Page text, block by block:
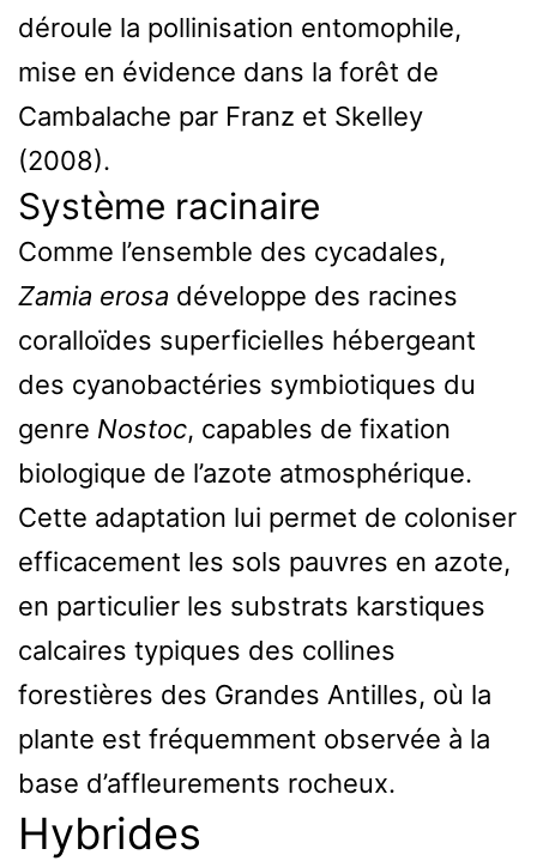
déroule la pollinisation entomophile,
mise en évidence dans la forêt de
Cambalache par Franz et Skelley
(2008).
Système racinaire
Comme l’ensemble des cycadales,
Zamia erosa développe des racines
coralloïdes superficielles hébergeant
des cyanobactéries symbiotiques du
genre Nostoc, capables de fixation
biologique de l’azote atmosphérique.
Cette adaptation lui permet de coloniser
efficacement les sols pauvres en azote,
en particulier les substrats karstiques
calcaires typiques des collines
forestières des Grandes Antilles, où la
plante est fréquemment observée à la
base d’affleurements rocheux.
Hybrides